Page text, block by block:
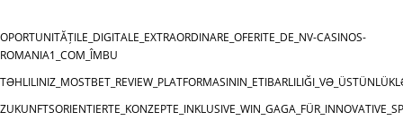
OPORTUNITĂȚILE_DIGITALE_EXTRAORDINARE_OFERITE_DE_NV-CASINOS-
ROMANIA1_COM_ÎMBU